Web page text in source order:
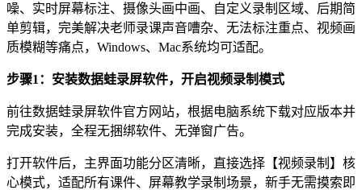
噪、实时屏幕标注、摄像头画中画、自定义录制区域、后期简
单剪辑，完美解决老师录课声音嘈杂、无法标注重点、视频画
质模糊等痛点，Windows、Mac系统均可适配。
步骤1：安装数据蛙录屏软件，开启视频录制模式
前往数据蛙录屏软件官方网站，根据电脑系统下载对应版本并
完成安装，全程无捆绑软件、无弹窗广告。
打开软件后，主界面功能分区清晰，直接选择【视频录制】核
心模式，适配所有课件、屏幕教学录制场景，新手无需摸索即